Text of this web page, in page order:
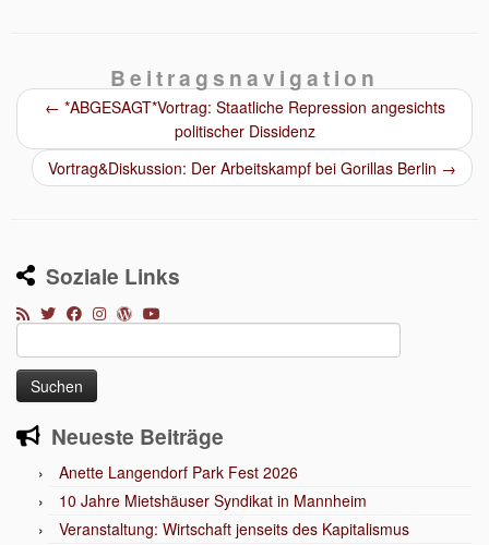
Beitragsnavigation
← *ABGESAGT*Vortrag: Staatliche Repression angesichts
politischer Dissidenz
Vortrag&Diskussion: Der Arbeitskampf bei Gorillas Berlin →
Soziale Links
nach:
Neueste Beiträge
Anette Langendorf Park Fest 2026
10 Jahre Mietshäuser Syndikat in Mannheim
Veranstaltung: Wirtschaft jenseits des Kapitalismus